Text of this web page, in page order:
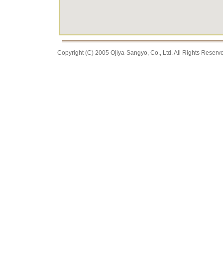
Copyright (C) 2005 Ojiya-Sangyo, Co., Ltd. All Rights